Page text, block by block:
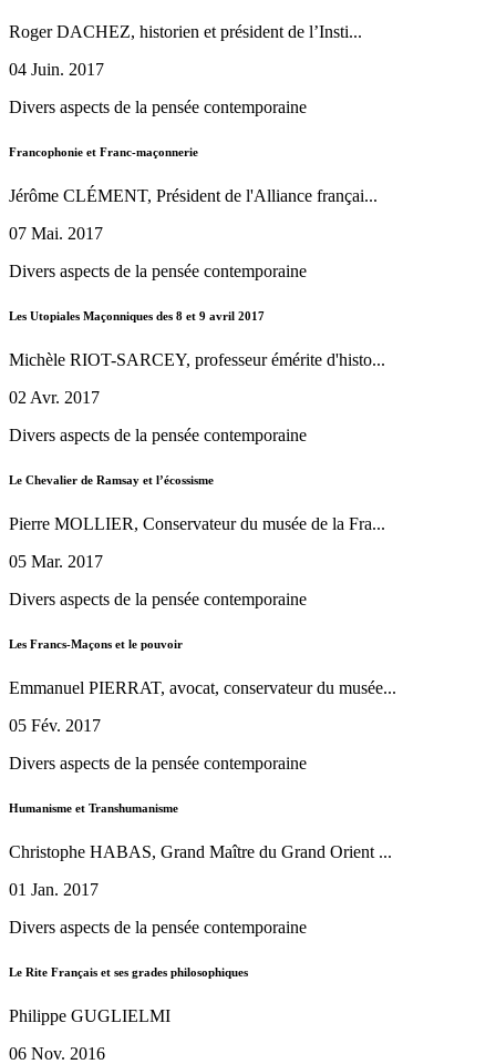
Roger DACHEZ, historien et président de l’Insti...
04 Juin. 2017
Divers aspects de la pensée contemporaine
Francophonie et Franc-maçonnerie
Jérôme CLÉMENT, Président de l'Alliance françai...
07 Mai. 2017
Divers aspects de la pensée contemporaine
Les Utopiales Maçonniques des 8 et 9 avril 2017
Michèle RIOT-SARCEY, professeur émérite d'histo...
02 Avr. 2017
Divers aspects de la pensée contemporaine
Le Chevalier de Ramsay et l’écossisme
Pierre MOLLIER, Conservateur du musée de la Fra...
05 Mar. 2017
Divers aspects de la pensée contemporaine
Les Francs-Maçons et le pouvoir
Emmanuel PIERRAT, avocat, conservateur du musée...
05 Fév. 2017
Divers aspects de la pensée contemporaine
Humanisme et Transhumanisme
Christophe HABAS, Grand Maître du Grand Orient ...
01 Jan. 2017
Divers aspects de la pensée contemporaine
Le Rite Français et ses grades philosophiques
Philippe GUGLIELMI
06 Nov. 2016